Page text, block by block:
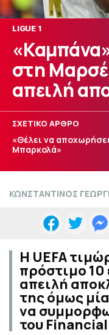
LIGUE 1
στη
απειλή
ΣΧΕΤΙΚΟ ΑΡΘΡΟ
«Θέλει να
Μπαρκολά»
ΚΩΝΣΤΑΝΤΙΝΟΣ
Η UEFA
πρόστιμο 10
απειλή
της όμως
να
του